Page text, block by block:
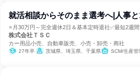
就活相談からそのまま選考へ|人事
⭐月30万円～完全週休2日＆基本定時退社✅最短2週
株式会社ＴＳＣ
カー用品小売、自動車販売、小売・卸売・商社
27年卒 茨城県、埼玉県、千葉県 SCM/生産管